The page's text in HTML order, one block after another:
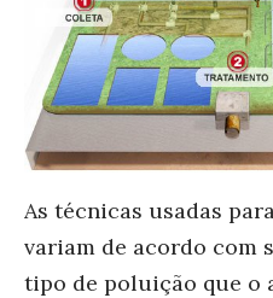
As técnicas usadas
variam de acordo com
tipo de poluição que o